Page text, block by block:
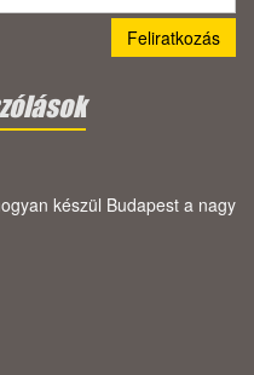
készül Budapest a nagy